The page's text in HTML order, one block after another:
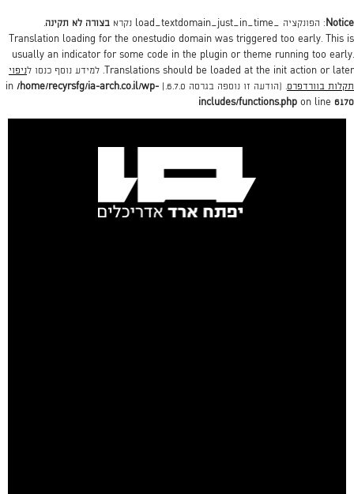
Notice : הפונקציה _load_textdomain_just_in_time נקרא בצורה לא תקינה.
Translation loading for the onestudio domain was triggered too early. This is
usually an indicator for some code in the plugin or theme running too early.
Translations should be loaded at the init action or later. למידע נוסף כנסו ל
ניפוי
תקלות בוורדפרס. (הודעה זו נוספה בגרסה 6.7.0.) in
/home/recyrsfg/ia-arch.co.il/wp-
includes/functions.php on line 6170